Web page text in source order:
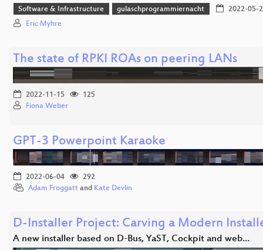
Software & Infrastructure gulaschprogrammiernacht
2022-05-
Eric Myhre
The state of RPKI ROAs on peering LANs
2022-11-15
125
Fiona Weber
GPT-3 Powerpoint Karaoke
2022-06-04
292
Adam Froggatt and Kate Devlin
D-Installer Project: Carving a Modern
A new installer based on D-Bus, YaST, Cockpit and web…